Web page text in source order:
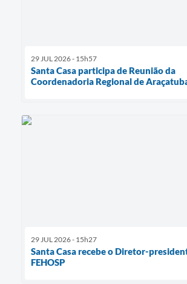
29 JUL 2026 - 15h57
Santa Casa participa de Reunião da
Coordenadoria Regional de
29 JUL 2026 - 15h27
Santa Casa recebe o Diretor-
FEHOSP